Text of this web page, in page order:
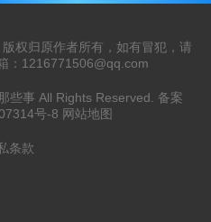
权归原作者所有，如有冒犯，请
： 1216771506@qq.com
些事 All Rights Reserved. 备案
号-8 网站地图
条款